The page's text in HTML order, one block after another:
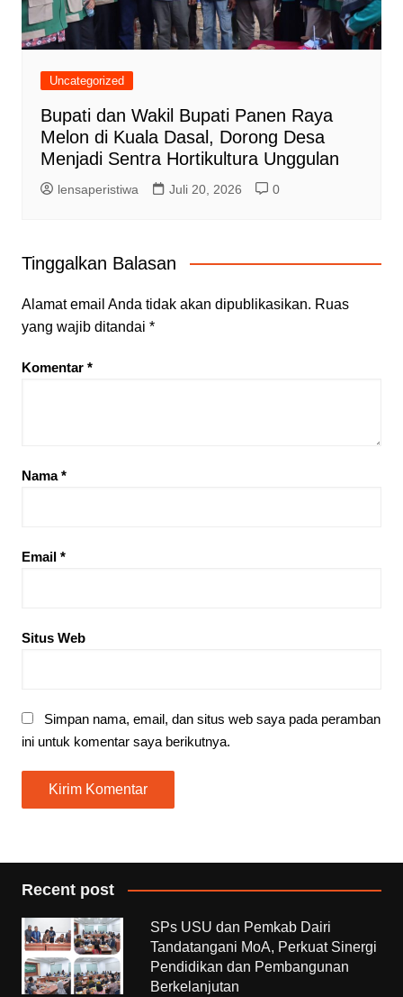
Uncategorized
Bupati dan Wakil Bupati Panen Raya
Melon di Kuala Dasal, Dorong Desa
Menjadi Sentra Hortikultura Unggulan
lensaperistiwa Juli 20, 2026 0
Tinggalkan Balasan
Alamat email Anda tidak akan dipublikasikan. Ruas
yang wajib ditandai *
Komentar *
Nama*
Email *
Situs Web
Simpan nama, email, dan situs web saya pada peramban
ini untuk komentar saya berikutnya.
Recent post
SPs USU dan Pemkab Dairi
Tandatangani MoA, Perkuat Sinergi
Pendidikan dan Pembangunan
Berkelanjutan